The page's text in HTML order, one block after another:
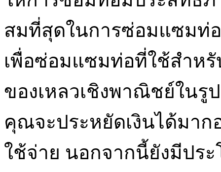
สมที่สุดในการซ่อมแซมท่
เพื่อซ่อมแซมท่อที่ใช้สำห
ของเหลวเชิงพาณิชย์ในรู
คุณจะประหยัดเงินได้มาก
ใช้จ่าย นอกจากนี้ยังมีปร